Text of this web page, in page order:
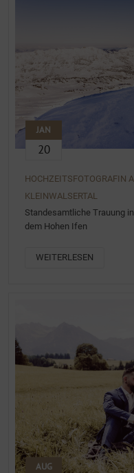
JAN
20
HOCHZEITSFOTOGRAFIN
KLEINWALSERTAL
Standesamtliche Trauung
dem Hohen Ifen
WEITERLESEN
AUG